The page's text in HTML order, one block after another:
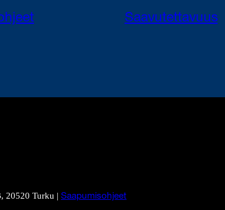
Saavutettavuus
20520 Turku | Saapumisohjeet